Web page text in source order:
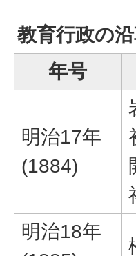
教育行政の
年号
明治17年
(1884)
明治18年